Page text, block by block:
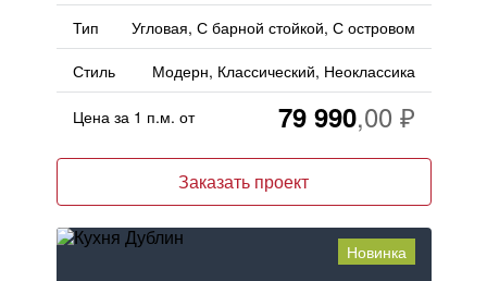
Тип
Угловая, С барной стойкой, С островом
Стиль
Модерн, Классический, Неоклассика
Цена за 1 п.м. от 79 990
Заказать проект
Новинка